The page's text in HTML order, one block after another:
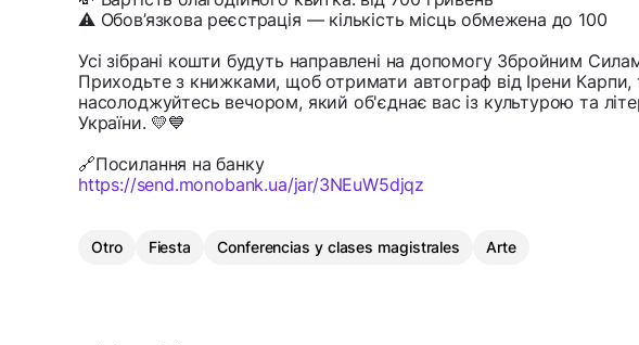
⚠️ Обов’язкова реєстрація — кількість місць обмежена до 100
Усі зібрані кошти будуть направлені на допомогу Збройним
Приходьте з книжками, щоб отримати автограф від Ірени Карпи,
насолоджуйтесь вечором, який об'єднає вас із культурою та
України. 💛💙
🔗Посилання на банку
https://send.monobank.ua/jar/3NEuW5djqz
Otro Fiesta Conferencias y clases magistrales Arte